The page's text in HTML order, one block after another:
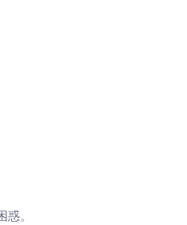
。